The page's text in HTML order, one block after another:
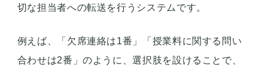
切な担当者への転送を行うシステムです。
例えば、「欠席連絡は1番」「授業料に関する問い
合わせは2番」のように、選択肢を設けることで、